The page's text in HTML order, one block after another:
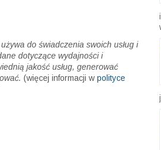
do świadczenia swoich usług i